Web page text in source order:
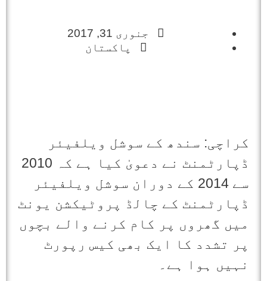
جنوری 31, 2017
پاکستان
کراچی: سندھ کے سوشل ویلفیئر
ڈپارٹمنٹ نے دعویٰ کیا ہے کہ 2010
سے 2014 کے دوران سوشل ویلفیئر
ڈپارٹمنٹ کے چالڈ پروٹیکشن یونٹ
میں گھروں پر کام کرنے والے بچوں
پر تشدد کا ایک بھی کیس رپورٹ
نہیں ہوا ہے۔